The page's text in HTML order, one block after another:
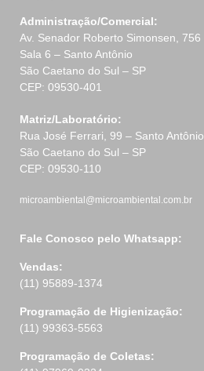
Administração/Comercial:
Av. Senador Roberto Simonsen, 756
Sala 6 – Santo Antônio
São Caetano do Sul – SP
CEP: 09530-401
Matriz/Laboratório:
Rua José Ferrari, 99 – Santo Antônio
São Caetano do Sul – SP
CEP: 09530-110
microambiental@microambiental.com.br
Fale Conosco pelo Whatsapp:
Vendas:
(11) 95889-1374
Programação de Higienização:
(11) 99363-5563
Programação de Coletas: